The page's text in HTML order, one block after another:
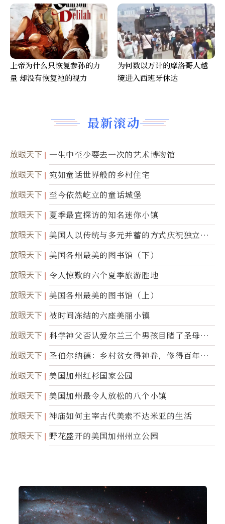
最新滚动
放眼天下 一生中至少要去一次的艺术博物馆
放眼天下 宛如童话世界般的乡村住宅
放眼天下 至今依然屹立的童话城堡
放眼天下 夏季最宜探访的知名迷你小镇
放眼天下
美国人以传统与多元并蓄的方式庆祝独立日2
50周年
放眼天下 美国各州最美的图书馆（下）
放眼天下 令人惊歎的六个夏季旅游胜地
放眼天下 美国各州最美的图书馆（上）
放眼天下 被时间冻结的六座美丽小镇
放眼天下
科学神父否认爱尔兰三个男孩目睹了圣母显
灵
放眼天下
圣伯尔纳德：乡村贫女得神眷，修得百年不
腐身
放眼天下 美国加州红杉国家公园
放眼天下 美国加州最令人放松的八个小镇
放眼天下 神庙如何主宰古代美索不达米亚的生活
放眼天下 野花盛开的美国加州州立公园
上帝为什么只恢复参孙的力
量 却没有恢复祂的视力
为何数以万计的摩洛哥人越
境进入西班牙休达